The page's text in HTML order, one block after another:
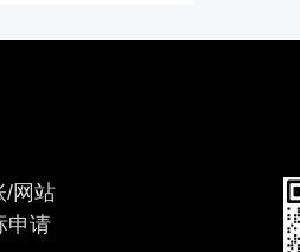
/网站
申请